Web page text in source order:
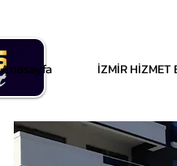
Anasayfa İZMİR HİZMET